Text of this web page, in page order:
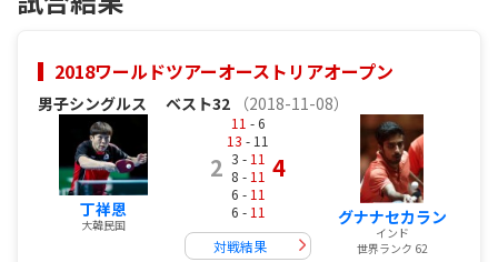
2018ワールドツアーオーストリアオープン
男子シングルス ベスト32 （2018-11-08）
丁祥恩
大韓民国
2
11 - 6
13 - 11
3 - 11
8 - 11
6 - 11
6 - 11
4
対戦結果
グナナセカラン
インド
世界ランク 62